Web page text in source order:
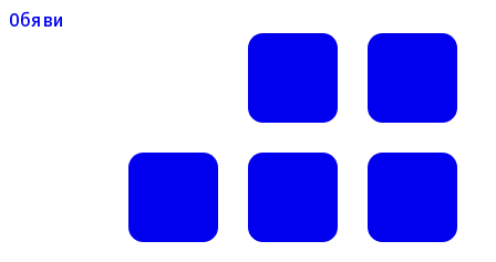
Обяви